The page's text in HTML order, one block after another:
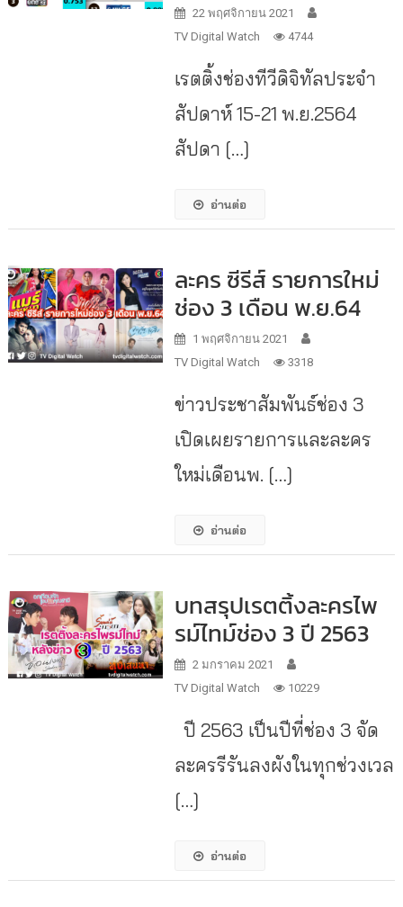
22 พฤศจิกายน 2021
TV Digital Watch
4744
เรตติ้งช่องทีวีดิจิทัลประจำ
สัปดาห์ 15-21 พ.ย.2564
สัปดา […]
อ่านต่อ
ละคร ซีรีส์ รายการใหม่
ช่อง 3 เดือน พ.ย.64
1 พฤศจิกายน 2021
TV Digital Watch
3318
ข่าวประชาสัมพันธ์ช่อง 3
เปิดเผยรายการและละคร
ใหม่เดือนพ. […]
อ่านต่อ
บทสรุปเรตติ้งละครไพ
รม์ไทม์ช่อง 3 ปี 2563
2 มกราคม 2021
TV Digital Watch
10229
ปี 2563 เป็นปีที่ช่อง 3 จัด
ละครรีรันลงผังในทุกช่วงเวล
[…]
อ่านต่อ